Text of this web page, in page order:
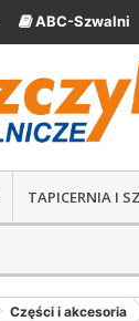
ABC-Szwalni
TAPICERNIA I
Części i akcesoria